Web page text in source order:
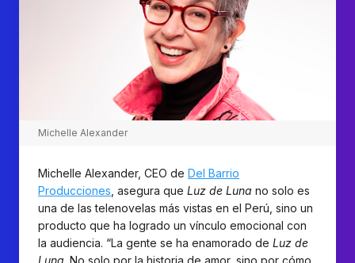
Michelle Alexander
Michelle Alexander, CEO de Del Barrio
Producciones, asegura que Luz de Luna no solo es
una de las telenovelas más vistas en el Perú, sino un
producto que ha logrado un vínculo emocional con
la audiencia. “La gente se ha enamorado de Luz de